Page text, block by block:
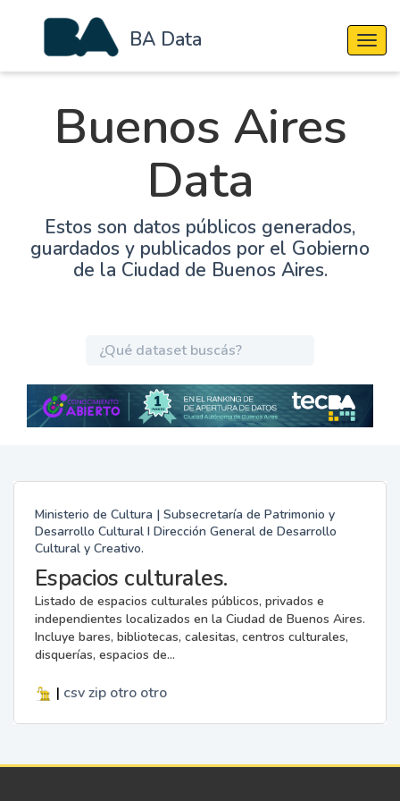
BA Data
Buenos Aires
Data
Estos son datos públicos generados,
guardados y publicados por el Gobierno
de la Ciudad de Buenos Aires.
Ministerio de Cultura | Subsecretaría de Patrimonio y
Desarrollo Cultural I Dirección General de Desarrollo
Cultural y Creativo.
Espacios culturales.
Listado de espacios culturales públicos, privados e
independientes localizados en la Ciudad de Buenos Aires.
Incluye bares, bibliotecas, calesitas, centros culturales,
disquerías, espacios de...
| csv zip otro otro